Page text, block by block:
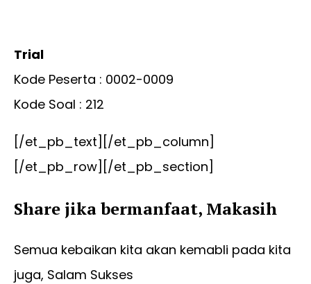
Trial
Kode Peserta : 0002-0009
Kode Soal : 212
[/et_pb_text][/et_pb_column]
[/et_pb_row][/et_pb_section]
Share jika bermanfaat, Makasih
Semua kebaikan kita akan kemabli pada kita
juga, Salam Sukses